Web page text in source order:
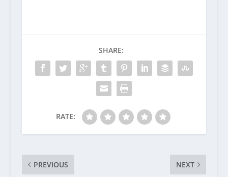
SHARE:
RATE:
PREVIOUS NEXT